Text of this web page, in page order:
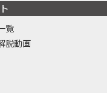
覧
説動画